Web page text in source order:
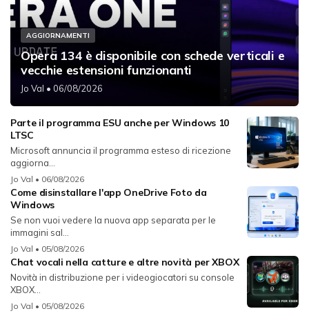
AGGIORNAMENTI
Opera 134 è disponibile con schede verticali e
vecchie estensioni funzionanti
Jo Val • 06/08/2026
Parte il programma ESU anche per Windows 10
LTSC
Microsoft annuncia il programma esteso di ricezione
aggiorna...
Jo Val • 06/08/2026
Come disinstallare l'app OneDrive Foto da
Windows
Se non vuoi vedere la nuova app separata per le
immagini sal...
Jo Val • 05/08/2026
Chat vocali nella catture e altre novità per XBOX
Novità in distribuzione per i videogiocatori su console
XBOX...
Jo Val • 05/08/2026